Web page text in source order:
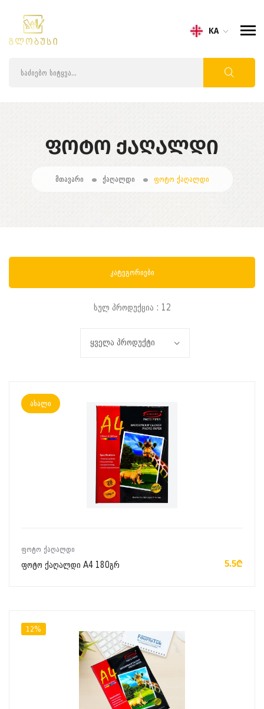
KA
ᲤᲝᲢᲝ ᲥᲐᲦᲐᲚᲓᲘ
მთავარი ქაღალდი ფოტო ქაღალდი
კატეგორიები
სულ პროდუქცია : 12
ახალი
ᲤᲝᲢᲝ ᲥᲐᲦᲐᲚᲓᲘ
ფოტო ქაღალდი A4 180გრ 5.5₾
12%